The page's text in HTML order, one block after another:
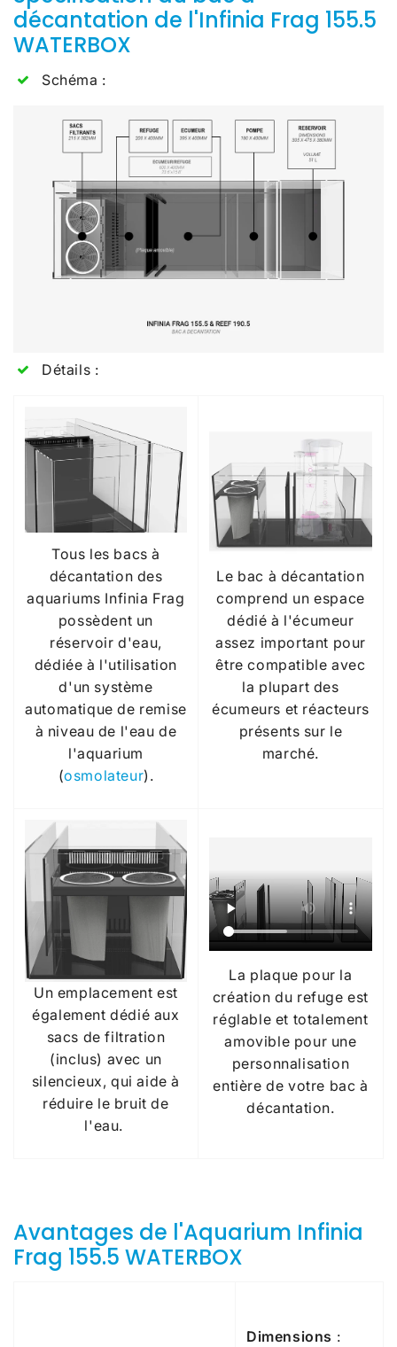
décantation de l'Infinia Frag 155.5
WATERBOX
Schéma :
Détails :
Tous les bacs à
décantation des
aquariums Infinia Frag
possèdent un
réservoir d'eau,
dédiée à l'utilisation
d'un système
automatique de remise
à niveau de l'eau de
l'aquarium
(osmolateur).
Le bac à décantation
comprend un espace
dédié à l'écumeur
assez important pour
être compatible avec
la plupart des
écumeurs et réacteurs
présents sur le
marché.
Un emplacement est
également dédié aux
sacs de filtration
(inclus) avec un
silencieux, qui aide à
réduire le bruit de
l'eau.
La plaque pour la
création du refuge est
réglable et totalement
amovible pour une
personnalisation
entière de votre bac à
décantation.
Avantages de l'Aquarium Infinia
Frag 155.5 WATERBOX
Dimensions :